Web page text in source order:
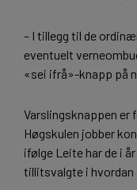
– I tillegg til de
eventuelt
«sei ifrå»-knapp på
Varslingsknappen er
Høgskulen jobber
ifølge Leite har de i
tillitsvalgte i hvordan